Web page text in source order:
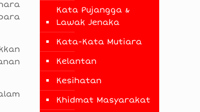
Kata Pujangga &
Lawak Jenaka
Kata-Kata Mutiara
Kelantan
Kesihatan
Khidmat Masyarakat